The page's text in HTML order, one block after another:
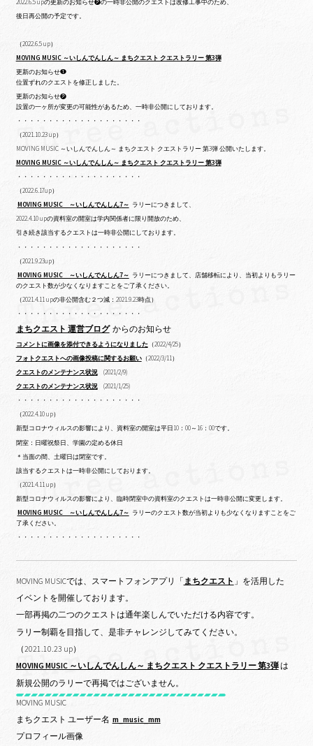
2022.6.5 upの更新のお知らせ❷の一時非公開のクエストは改修工事中のため、
後日再公開の予定です。
（2022.6.5 up）
MOVING MUSIC ～いしんでんしん～ まちクエスト クエストラリー 第3弾
更新のお知らせ❶
位置ずれのクエストを修正しました。
更新のお知らせ❷
設置の一ヶ所が変更の可能性があるため、一時非公開にしております。
・・・・・・・・・・・・・・・・・・・・
（2021.10.23 up）
MOVING MUSIC ～いしんでんしん～ まちクエスト クエストラリー 第3弾 公開いたします。
MOVING MUSIC ～いしんでんしん～ まちクエスト クエストラリー 第3弾
・・・・・・・・・・・・・・・・・・・・
（2022.6.17up）
MOVING MUSIC ～いしんでんしん7～ ラリーにつきまして、
2022.4.10 upの資料室の開室は学内関係者に限り開放のため、
引き続き該当するクエストは一時非公開にしております。
・・・・・・・・・・・・・・・・・・・・
（2021.9.23up）
MOVING MUSIC ～いしんでんしん7～ ラリーにつきまして、店舗移転により、当初よりもラリー
のクエスト数が少なくなりますことをご了承ください。
（2021.4.11 upの非公開含む２つ減：2021.9.23時点）
・・・・・・・・・・・・・・・・・・・・
まちクエスト 運営ブログからのお知らせ
コメントに画像を添付できるようになりました（2022/4/25）
フォトクエストへの画像投稿に関するお願い（2022/3/11）
クエストのメンテナンス状況(2021/2/9)
クエストのメンテナンス状況(2021/1/25)
・・・・・・・・・・・・・・・・・・・・
（2022.4.10 up）
新型コロナウィルスの影響により、資料室の開室は平日10：00～16：00です。
閉室：日曜祝祭日、学園の定める休日
＊当面の間、土曜日は閉室です。
該当するクエストは一時非公開にしております。
（2021.4.11 up）
新型コロナウィルスの影響により、臨時閉室中の資料室のクエストは一時非公開に変更します。
MOVING MUSIC ～いしんでんしん7～ ラリーのクエスト数が当初よりも少なくなりますことをご
了承ください。
・・・・・・・・・・・・・・・・・・・・
MOVING MUSICでは、スマートフォンアプリ「 まちクエスト 」を活用した
イベントを開催しております。
一部再掲の二つのクエストは通年楽しんでいただける内容です。
ラリー制覇を目指して、是非チャレンジしてみてください。
（2021.10.23 up）
MOVING MUSIC ～いしんでんしん～ まちクエスト クエストラリー 第3弾は
新規公開のラリーで再掲ではございません。
MOVING MUSIC
まちクエスト ユーザー名 m_music_mm
プロフィール画像